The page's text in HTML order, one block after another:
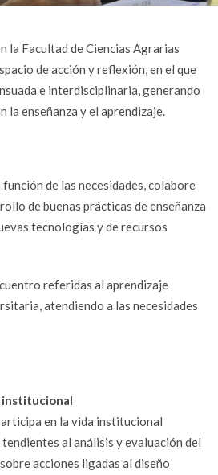
la Facultad de Ciencias Agrarias
de acción y reflexión, en el que
e interdisciplinaria, generando
la enseñanza y el aprendizaje.
de las necesidades, colabore
de buenas prácticas de enseñanza
tecnologías y de recursos
referidas al aprendizaje
atendiendo a las necesidades
institucional
en la vida institucional
al análisis y evaluación del
acciones ligadas al diseño